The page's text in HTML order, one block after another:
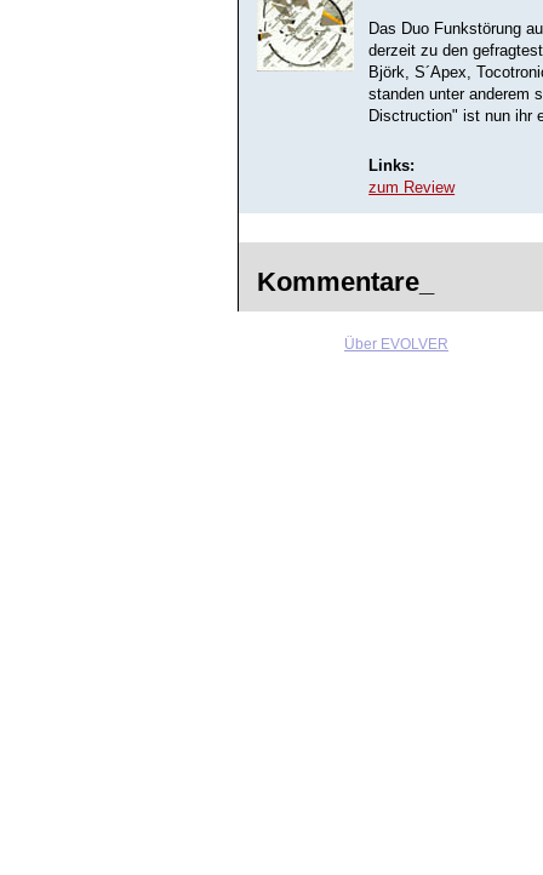
Das Duo Funkstörung
derzeit zu den
Björk, S´Apex,
standen unter anderem
Disctruction" ist nun ihr
Links:
zum Review
Kommentare_
Über EVOLVER